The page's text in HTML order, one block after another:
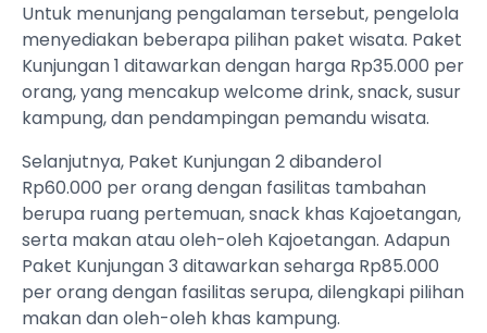
Untuk menunjang pengalaman tersebut, pengelola
menyediakan beberapa pilihan paket wisata. Paket
Kunjungan 1 ditawarkan dengan harga Rp35.000 per
orang, yang mencakup welcome drink, snack, susur
kampung, dan pendampingan pemandu wisata.
Selanjutnya, Paket Kunjungan 2 dibanderol
Rp60.000 per orang dengan fasilitas tambahan
berupa ruang pertemuan, snack khas Kajoetangan,
serta makan atau oleh-oleh Kajoetangan. Adapun
Paket Kunjungan 3 ditawarkan seharga Rp85.000
per orang dengan fasilitas serupa, dilengkapi pilihan
makan dan oleh-oleh khas kampung.